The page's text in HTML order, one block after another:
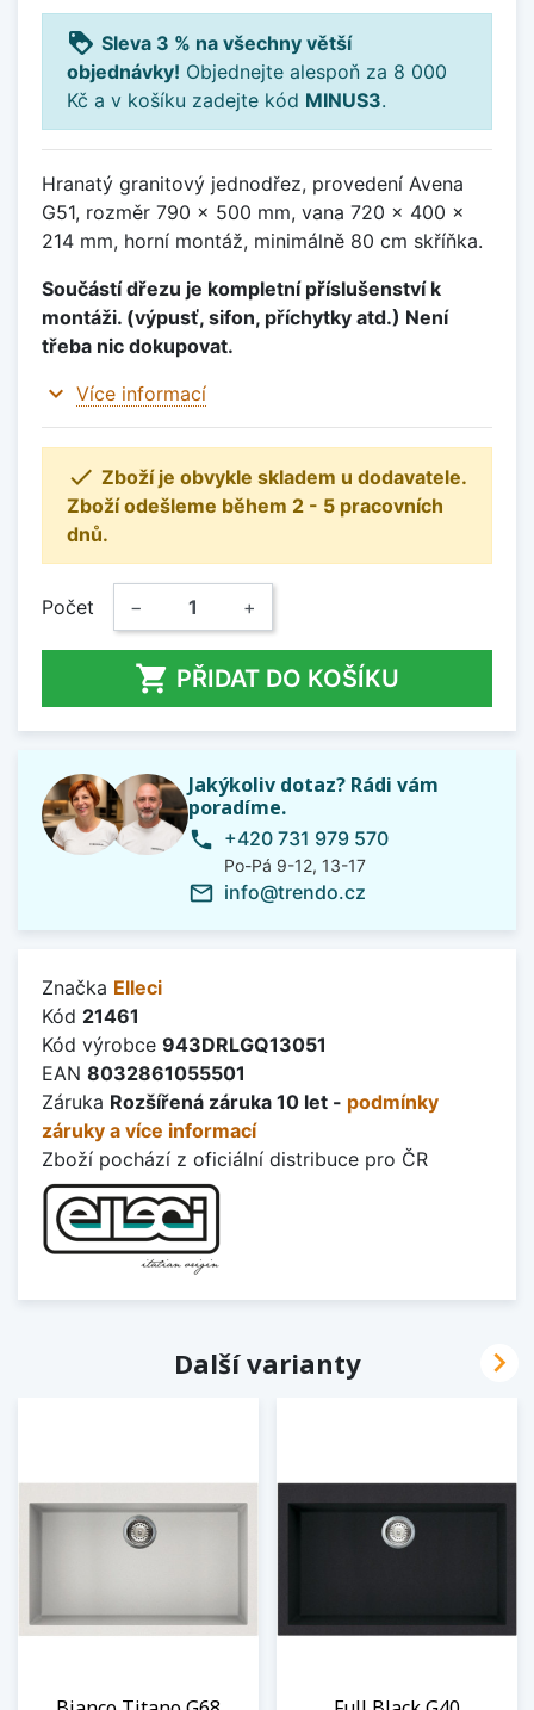
loyalty Sleva 3 % na všechny větší
objednávky! Objednejte alespoň za 8 000
Kč a v košíku zadejte kód MINUS3.
Hranatý granitový jednodřez, provedení Avena
G51, rozměr 790 x 500 mm, vana 720 x 400 x
214 mm, horní montáž, minimálně 80 cm skříňka.
Součástí dřezu je kompletní příslušenství k
montáži. (výpusť, sifon, příchytky atd.) Není
třeba nic dokupovat.
expand_more Více informací
 Zboží je obvykle skladem u dodavatele.
Zboží odešleme během 2 - 5 pracovních
dnů.
Počet − +
 PŘIDAT DO KOŠÍKU
Jakýkoliv dotaz? Rádi vám
poradíme.
phone +420 731 979 570
Po-Pá 9-12, 13-17
mail_outline info@trendo.cz
Značka Elleci
Kód 21461
Kód výrobce 943DRLGQ13051
EAN 8032861055501
Záruka Rozšířená záruka 10 let - podmínky
záruky a více informací
Zboží pochází z oficiální distribuce pro ČR
Další varianty 